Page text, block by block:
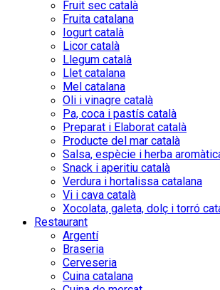
Fruit sec català
Fruita catalana
Iogurt català
Licor català
Llegum català
Llet catalana
Mel catalana
Oli i vinagre català
Pa, coca i pastís català
Preparat i Elaborat català
Producte del mar català
Salsa, espècie i herba
Snack i aperitiu català
Verdura i hortalissa catalana
Vi i cava català
Xocolata, galeta, dolç i torró
Restaurant
Argentí
Braseria
Cerveseria
Cuina catalana